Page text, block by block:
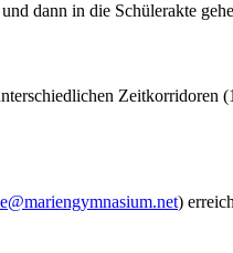
dann in die Schülerakte
)